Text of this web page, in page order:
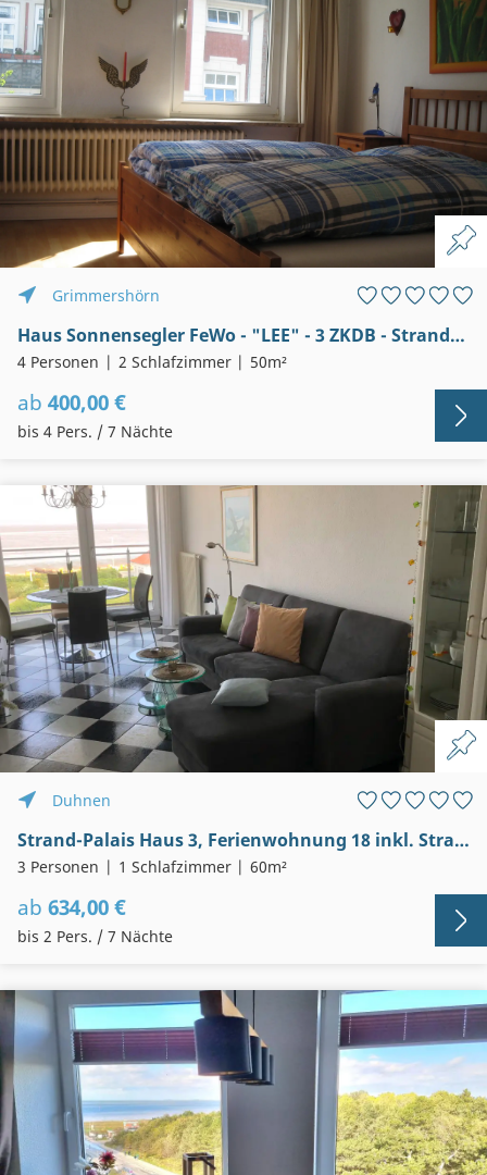
Grimmershörn
Haus Sonnensegler FeWo - "LEE" - 3 ZKDB - Strandnah - Familienfreundlich - Nett
4 Personen 2 Schlafzimmer 50m²
ab 400,00 €
bis 4 Pers. / 7 Nächte
Duhnen
Strand-Palais Haus 3, Ferienwohnung 18 inkl. Strandkorb u. Meerblick
3 Personen 1 Schlafzimmer 60m²
ab 634,00 €
bis 2 Pers. / 7 Nächte